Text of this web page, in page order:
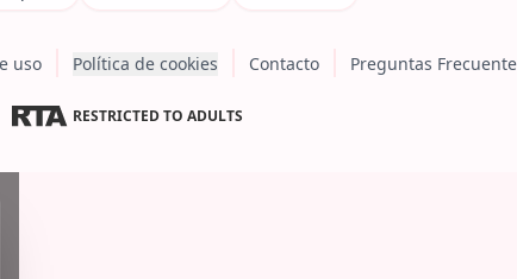
uso Política de cookies Contacto Preguntas
RESTRICTED TO ADULTS